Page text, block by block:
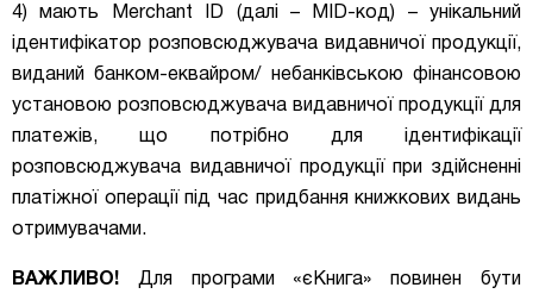
4) мають Merchant ID (далі – MID-код) – унікальний
ідентифікатор розповсюджувача видавничої продукції,
виданий банком-еквайром/ небанківською фінансовою
установою розповсюджувача видавничої продукції для
платежів, що потрібно для ідентифікації
розповсюджувача видавничої продукції при здійсненні
платіжної операції під час придбання книжкових видань
отримувачами.
ВАЖЛИВО! Для програми «єКнига» повинен бути